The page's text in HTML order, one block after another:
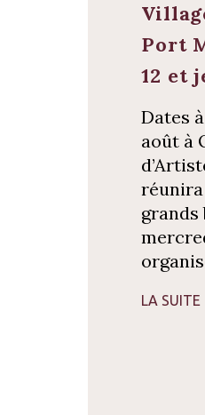
Port
12 et
Dates
août à
réunira
grands
LA SUITE